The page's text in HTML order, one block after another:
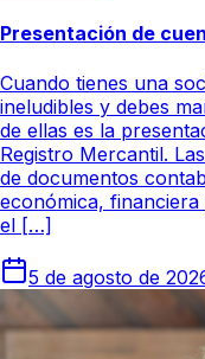
Presentación de
Cuando tienes una
ineludibles y debes
de ellas es la
Registro Mercantil.
de documentos
económica,
el […]
5 de agosto de